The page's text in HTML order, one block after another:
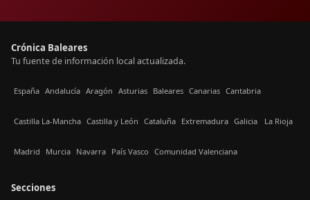
Crónica Baleares
Tu fuente de información local actualizada.
España Andalucía Aragón Asturias Baleares Canarias Cantabria
Castilla La-Mancha Castilla y León Cataluña Extremadura Galicia La Rioja
Madrid Murcia Navarra País Vasco Comunidad Valenciana
Secciones